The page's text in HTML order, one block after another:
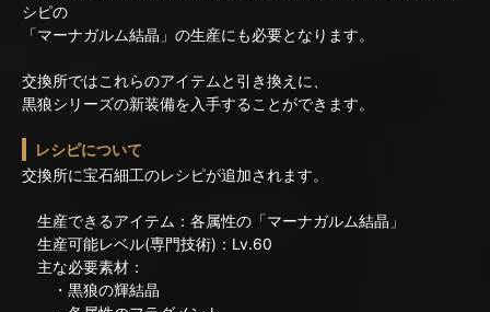
シピの
「マーナガルム結晶」の生産にも必要となります。
交換所ではこれらのアイテムと引き換えに、
黒狼シリーズの新装備を入手することができます。
レシピについて
交換所に宝石細工のレシピが追加されます。
生産できるアイテム：各属性の「マーナガルム結晶」
生産可能レベル(専門技術)：Lv.60
主な必要素材：
・黒狼の輝結晶